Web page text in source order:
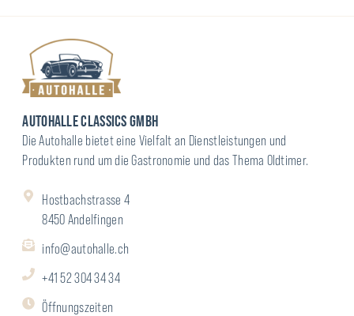
AUTOHALLE CLASSICS GMBH
Die Autohalle bietet eine Vielfalt an Dienstleistungen und
Produkten rund um die Gastronomie und das Thema Oldtimer.
Hostbachstrasse 4
8450 Andelfingen
info@autohalle.ch
+41 52 304 34 34
Öffnungszeiten